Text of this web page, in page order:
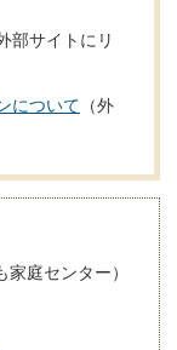
外部サイトにリ
について （外
庭センター）